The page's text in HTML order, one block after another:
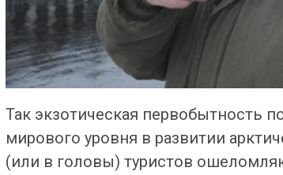
Так экзотическая первобытность
мирового уровня в развитии
(или в головы) туристов